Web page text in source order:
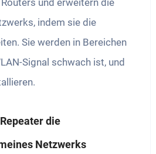
indem sie die
Sie werden in Bereichen
Signal schwach ist, und
die
Netzwerks